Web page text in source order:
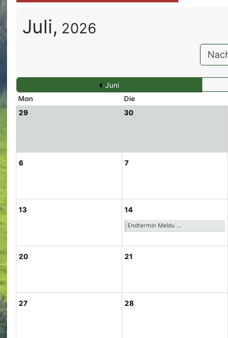
Juli, 2026
Juni
Mon
Die
29
30
6 7
13 14
Endtermin Meldu ...
20 21
27 28